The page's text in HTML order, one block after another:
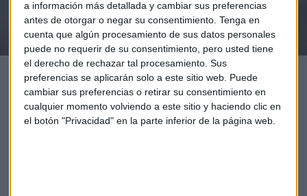
a información más detallada y cambiar sus preferencias
antes de otorgar o negar su consentimiento. Tenga en
cuenta que algún procesamiento de sus datos personales
puede no requerir de su consentimiento, pero usted tiene
el derecho de rechazar tal procesamiento. Sus
preferencias se aplicarán solo a este sitio web. Puede
cambiar sus preferencias o retirar su consentimiento en
cualquier momento volviendo a este sitio y haciendo clic en
el botón "Privacidad" en la parte inferior de la página web.
¡Suscribirme!